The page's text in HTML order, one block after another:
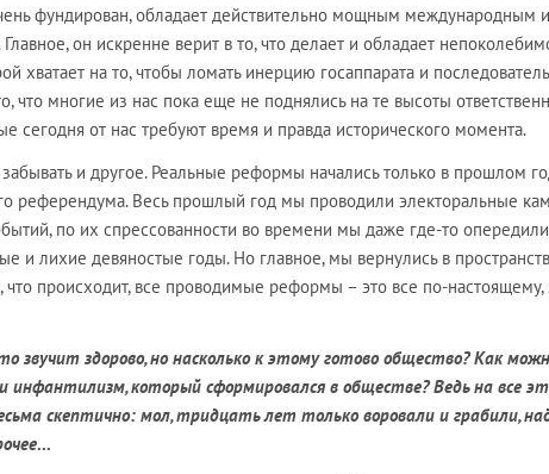
фундирован, обладает действительно мощным международным
он искренне верит в то, что делает и обладает
хватает на то, чтобы ломать инерцию госаппарата и
что многие из нас пока еще не поднялись на те высоты
сегодня от нас требуют время и правда исторического момента.
и другое. Реальные реформы начались только в прошлом
референдума. Весь прошлый год мы проводили электоральные
по их спрессованности во времени мы даже где-то опередили
и лихие девяностые годы. Но главное, мы вернулись в
что происходит, все проводимые реформы – это все по-настоящему,
звучит здорово, но насколько к этому готово общество? Как
инфантилизм, который сформировался в обществе? Ведь на все
скептично: мол, тридцать лет только воровали и грабили,
...